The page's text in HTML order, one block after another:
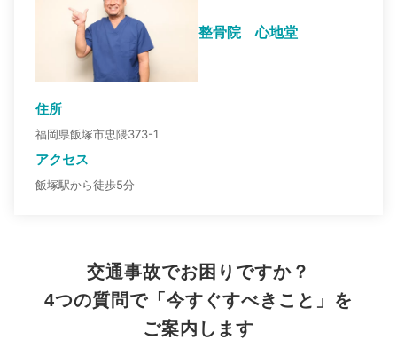
整骨院 心地堂
住所
福岡県飯塚市忠隈373-1
アクセス
飯塚駅から徒歩5分
交通事故でお困りですか？
4つの質問で「今すぐすべきこと」を
ご案内します